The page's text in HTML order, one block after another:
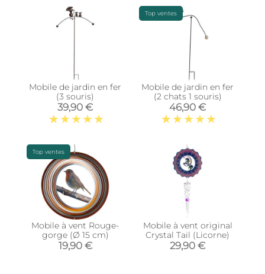
Mobile de jardin en fer
(3 souris)
39,90 €
Top ventes
Mobile de jardin en fer
(2 chats 1 souris)
46,90 €
Top ventes
Mobile à vent Rouge-
gorge (Ø 15 cm)
19,90 €
Mobile à vent original
Crystal Tail (Licorne)
29,90 €